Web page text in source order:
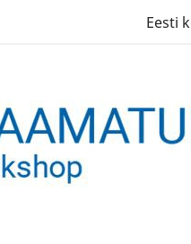
Eesti